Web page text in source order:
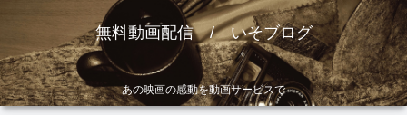
無料動画配信 / いそブログ
あの映画の感動を動画サービスで